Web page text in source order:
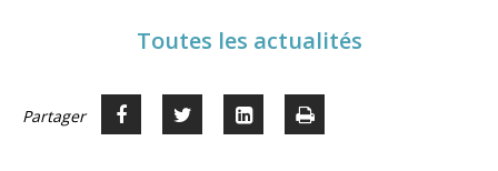
Toutes les actualités
Partager Partager
Partager
Voir
Imprimer